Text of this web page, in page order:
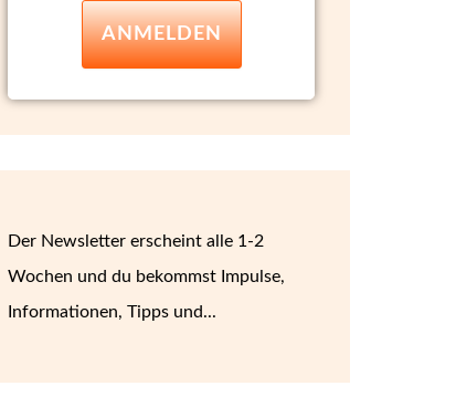
ANMELDEN
Der Newsletter erscheint alle 1-2
Wochen und du bekommst Impulse,
Informationen, Tipps und...